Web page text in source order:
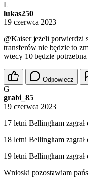
L
lukas250
19 czerwca 2023
@Kaiserjeżeli potwierdzi
transferów nie będzie to
wtedy 10 będzie potrzebna
Odpowiedz
G
grabi_85
19 czerwca 2023
17 letni Bellingham
18 letni Bellingham
19 letni Bellingham
Wnioski pozostawiam